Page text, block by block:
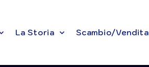
La Storia Scambio/Vendita